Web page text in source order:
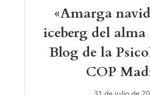
«Amarga
iceberg del
Blog de la
COP